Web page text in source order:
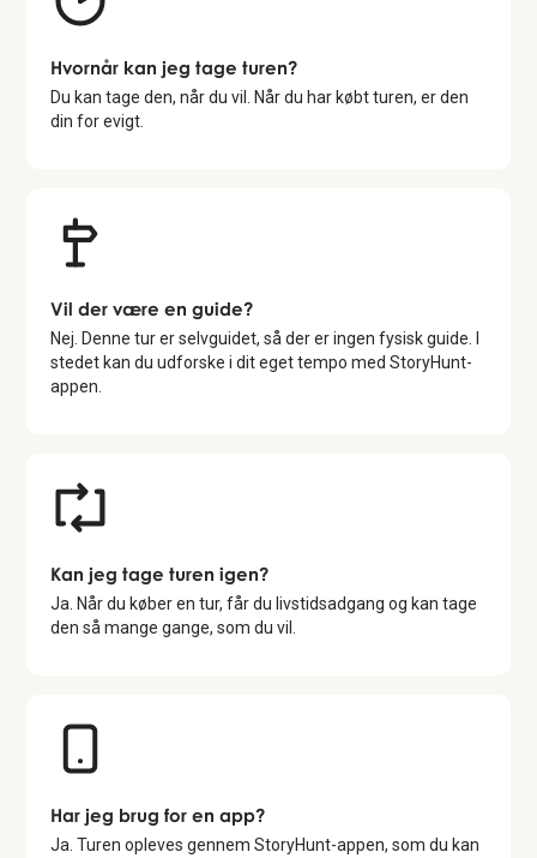
Hvornår kan jeg tage turen?
Du kan tage den, når du vil. Når du har købt turen, er den
din for evigt.
Vil der være en guide?
Nej. Denne tur er selvguidet, så der er ingen fysisk guide. I
stedet kan du udforske i dit eget tempo med StoryHunt-
appen.
Kan jeg tage turen igen?
Ja. Når du køber en tur, får du livstidsadgang og kan tage
den så mange gange, som du vil.
Har jeg brug for en app?
Ja. Turen opleves gennem StoryHunt-appen, som du kan